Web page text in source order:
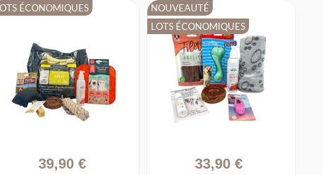
ÉCONOMIQUES
39,90 €
NOUVEAUTÉ
LOTS ÉCONOMIQUES
33,90 €